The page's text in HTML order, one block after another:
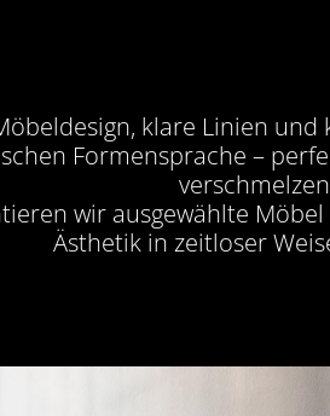
klare Linien
Formensprache –
wir ausgewählte
Ästhetik in zeitloser